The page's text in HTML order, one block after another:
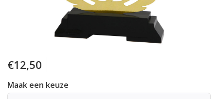
€12,50
Maak een keuze